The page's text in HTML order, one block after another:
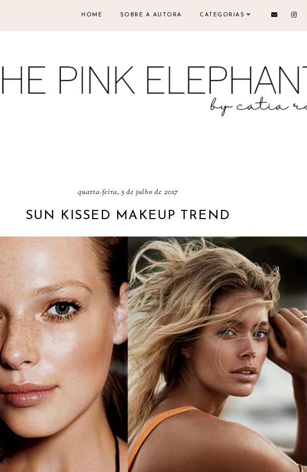
HOME SOBRE A AUTORA CATEGORIAS
quarta-feira, 5 de julho de 2017
SUN KISSED MAKEUP TREND